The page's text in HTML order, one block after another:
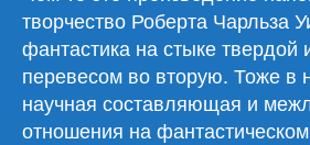
творчество Роберта Чарльза
фантастика на стыке твердой
перевесом во вторую. Тоже в
научная составляющая и
отношения на